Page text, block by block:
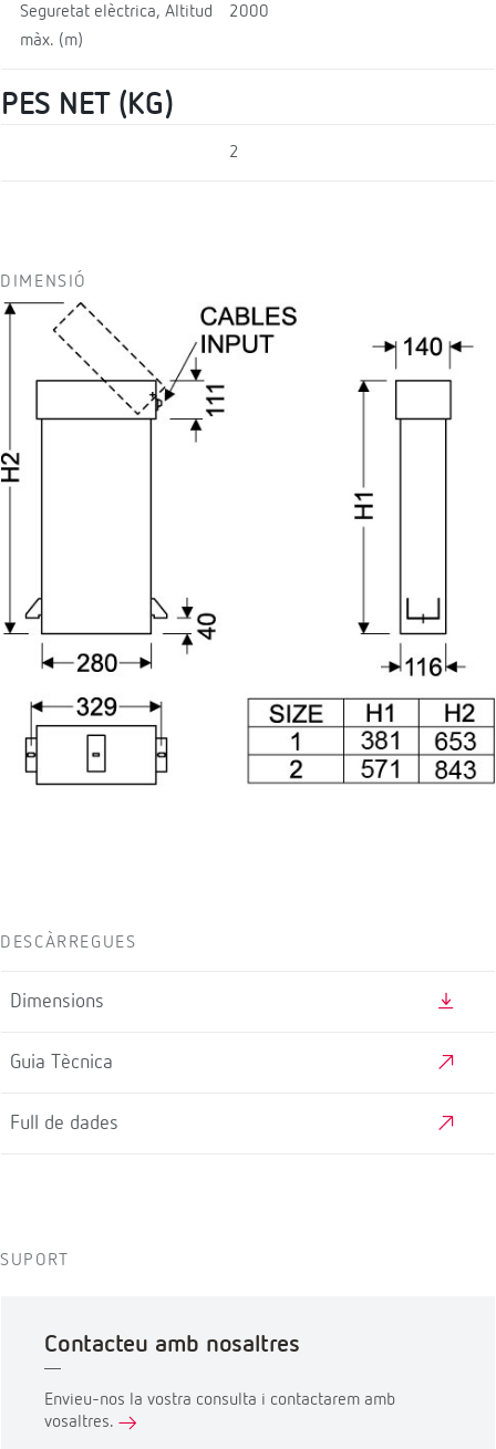
Seguretat elèctrica, Altitud
màx. (m)
2000
PES NET (KG)
2
DIMENSIÓ
DESCÀRREGUES
Dimensions
Guia Tècnica
Full de dades
SUPORT
Contacteu amb nosaltres
Envieu-nos la vostra consulta i contactarem amb
vosaltres.